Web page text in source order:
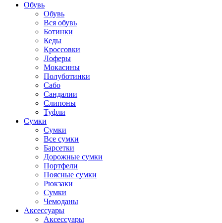
Обувь
Обувь
Вся обувь
Ботинки
Кеды
Кроссовки
Лоферы
Мокасины
Полуботинки
Сабо
Сандалии
Слипоны
Туфли
Сумки
Сумки
Все сумки
Барсетки
Дорожные сумки
Портфели
Поясные сумки
Рюкзаки
Сумки
Чемоданы
Аксессуары
Аксессуары